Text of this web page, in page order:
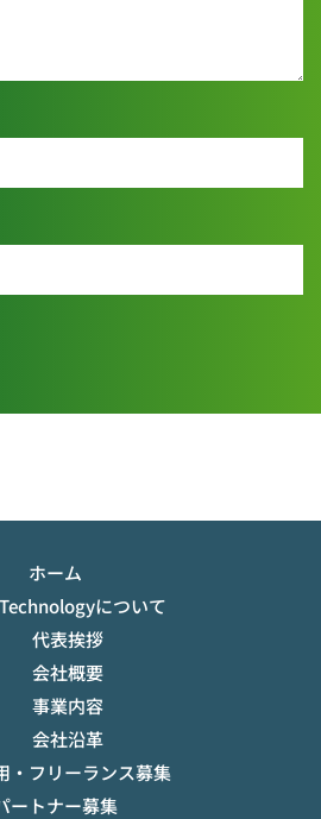
ホーム
について
代表挨拶
会社概要
事業内容
会社沿革
・フリーランス募集
ートナー募集